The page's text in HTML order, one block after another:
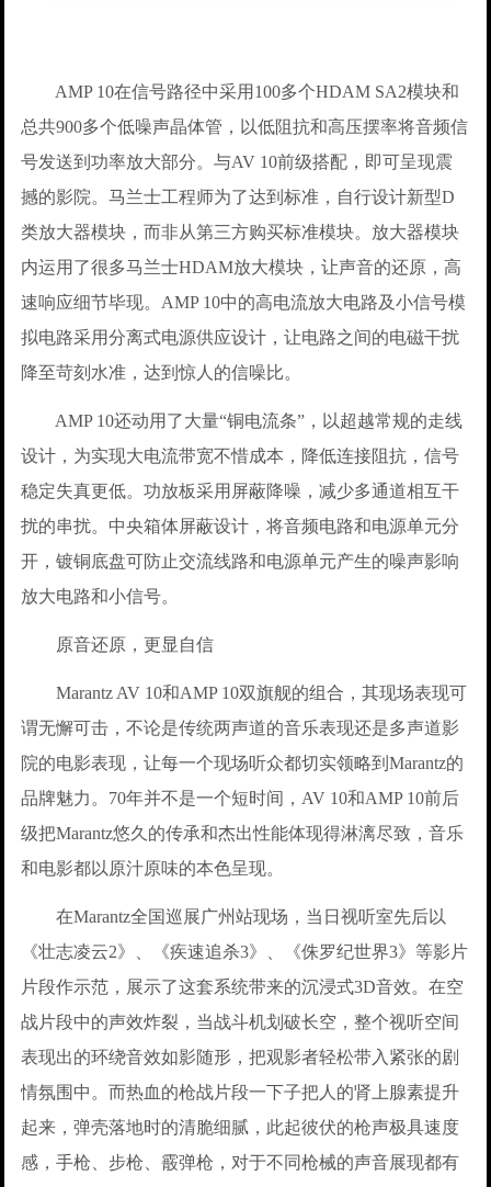
AMP 10在信号路径中采用100多个HDAM SA2模块和
总共900多个低噪声晶体管，以低阻抗和高压摆率将音频信
号发送到功率放大部分。与AV 10前级搭配，即可呈现震
撼的影院。马兰士工程师为了达到标准，自行设计新型D
类放大器模块，而非从第三方购买标准模块。放大器模块
内运用了很多马兰士HDAM放大模块，让声音的还原，高
速响应细节毕现。AMP 10中的高电流放大电路及小信号模
拟电路采用分离式电源供应设计，让电路之间的电磁干扰
降至苛刻水准，达到惊人的信噪比。
AMP 10还动用了大量“铜电流条”，以超越常规的走线
设计，为实现大电流带宽不惜成本，降低连接阻抗，信号
稳定失真更低。功放板采用屏蔽降噪，减少多通道相互干
扰的串扰。中央箱体屏蔽设计，将音频电路和电源单元分
开，镀铜底盘可防止交流线路和电源单元产生的噪声影响
放大电路和小信号。
原音还原，更显自信
Marantz AV 10和AMP 10双旗舰的组合，其现场表现可
谓无懈可击，不论是传统两声道的音乐表现还是多声道影
院的电影表现，让每一个现场听众都切实领略到Marantz的
品牌魅力。70年并不是一个短时间，AV 10和AMP 10前后
级把Marantz悠久的传承和杰出性能体现得淋漓尽致，音乐
和电影都以原汁原味的本色呈现。
在Marantz全国巡展广州站现场，当日视听室先后以
《壮志凌云2》、《疾速追杀3》、《侏罗纪世界3》等影片
片段作示范，展示了这套系统带来的沉浸式3D音效。在空
战片段中的声效炸裂，当战斗机划破长空，整个视听空间
表现出的环绕音效如影随形，把观影者轻松带入紧张的剧
情氛围中。而热血的枪战片段一下子把人的肾上腺素提升
起来，弹壳落地时的清脆细腻，此起彼伏的枪声极具速度
感，手枪、步枪、霰弹枪，对于不同枪械的声音展现都有